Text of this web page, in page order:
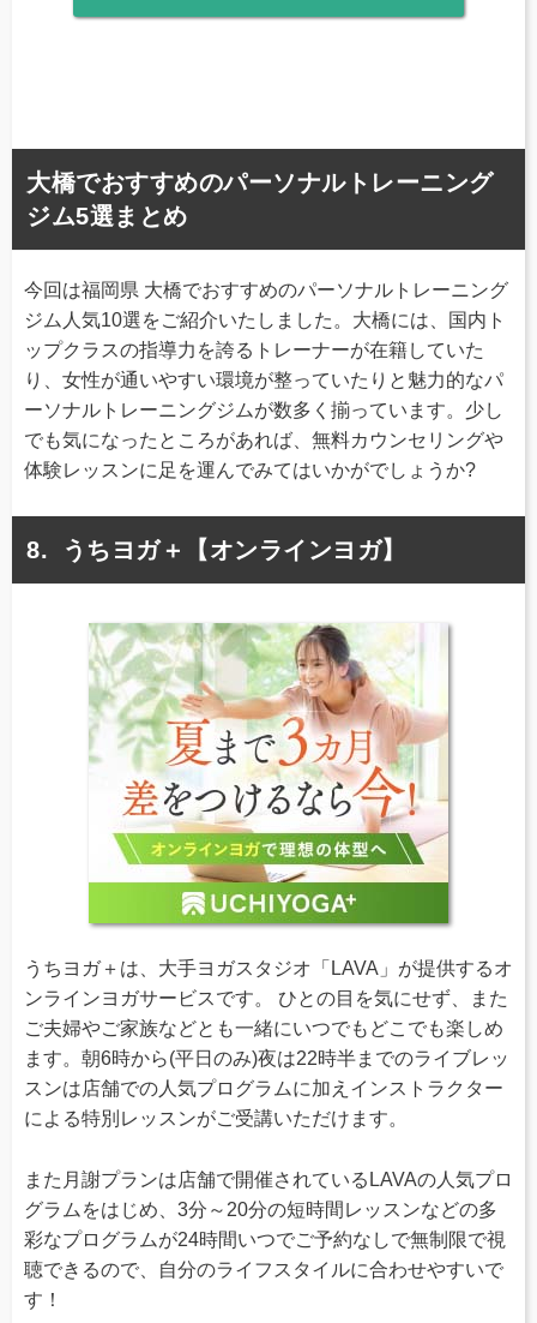
大橋でおすすめのパーソナルトレーニング
ジム5選まとめ
今回は福岡県 大橋でおすすめのパーソナルトレーニング
ジム人気10選をご紹介いたしました。大橋には、国内ト
ップクラスの指導力を誇るトレーナーが在籍していた
り、女性が通いやすい環境が整っていたりと魅力的なパ
ーソナルトレーニングジムが数多く揃っています。少し
でも気になったところがあれば、無料カウンセリングや
体験レッスンに足を運んでみてはいかがでしょうか?
うちヨガ＋【オンラインヨガ】
うちヨガ＋は、大手ヨガスタジオ「LAVA」が提供するオ
ンラインヨガサービスです。 ひとの目を気にせず、また
ご夫婦やご家族などとも一緒にいつでもどこでも楽しめ
ます。朝6時から(平日のみ)夜は22時半までのライブレッ
スンは店舗での人気プログラムに加えインストラクター
による特別レッスンがご受講いただけます。
また月謝プランは店舗で開催されているLAVAの人気プロ
グラムをはじめ、3分～20分の短時間レッスンなどの多
彩なプログラムが24時間いつでご予約なしで無制限で視
聴できるので、自分のライフスタイルに合わせやすいで
す！